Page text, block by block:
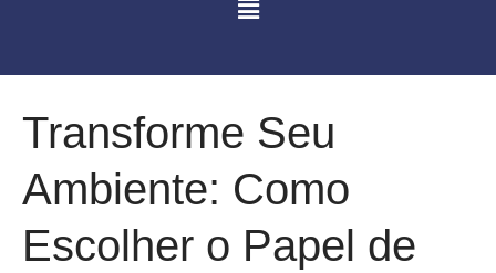
Transforme Seu
Ambiente: Como
Escolher o Papel de